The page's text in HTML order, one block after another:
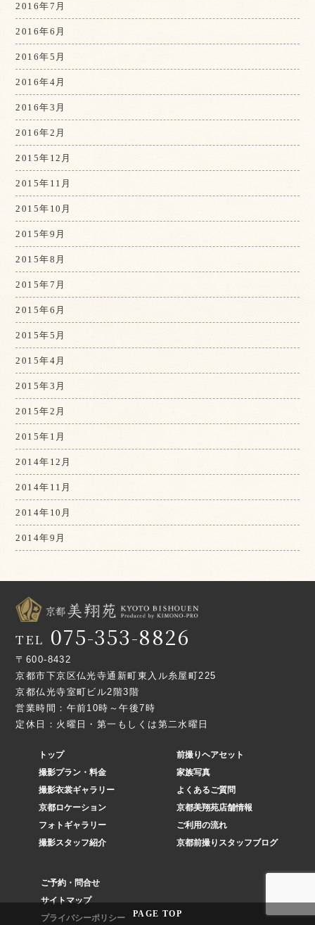
PAGE TOP
2016年7月
2016年6月
2016年5月
2016年4月
2016年3月
2016年2月
2015年12月
2015年11月
2015年10月
2015年9月
2015年8月
2015年7月
2015年6月
2015年5月
2015年4月
2015年3月
2015年2月
2015年1月
2014年12月
2014年11月
2014年10月
2014年9月
TEL 075-353-8826
〒600-8432
京都市下京区仏光寺通新町東入ル糸屋町225
京都仏光寺室町ビル2階3階
営業時間：午前10時～午後7時
定休日：火曜日・第一もしくは第二水曜日
トップ
撮影プラン・料金
撮影衣裳ギャラリー
京都ロケーション
フォトギャラリー
撮影スタッフ紹介
前撮りヘアセット
家族写真
よくあるご質問
京都美翔苑店舗情報
ご利用の流れ
京都前撮りスタッフブログ
ご予約・問合せ
サイトマップ
プライバシーポリシー